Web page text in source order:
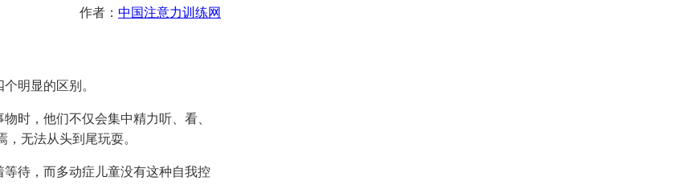
作者： 中国注意力训练网
明显的区别。
时，他们不仅会集中精力听、看、
无法从头到尾玩耍。
待，而多动症儿童没有这种自我控